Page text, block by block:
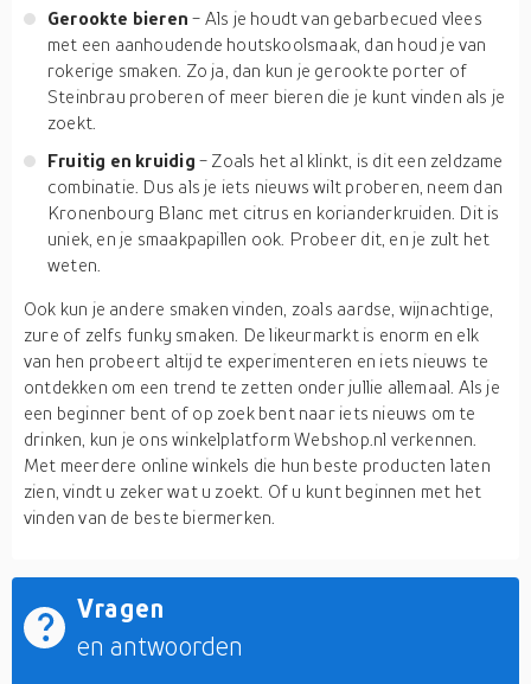
Gerookte bieren- Als je houdt van gebarbecued vlees
met een aanhoudende houtskoolsmaak, dan houd je van
rokerige smaken. Zo ja, dan kun je gerookte porter of
Steinbrau proberen of meer bieren die je kunt vinden als je
zoekt.
Fruitig en kruidig - Zoals het al klinkt, is dit een zeldzame
combinatie. Dus als je iets nieuws wilt proberen, neem dan
Kronenbourg Blanc met citrus en korianderkruiden. Dit is
uniek, en je smaakpapillen ook. Probeer dit, en je zult het
weten.
Ook kun je andere smaken vinden, zoals aardse, wijnachtige,
zure of zelfs funky smaken. De likeurmarkt is enorm en elk
van hen probeert altijd te experimenteren en iets nieuws te
ontdekken om een trend te zetten onder jullie allemaal. Als je
een beginner bent of op zoek bent naar iets nieuws om te
drinken, kun je ons winkelplatform Webshop.nl verkennen.
Met meerdere online winkels die hun beste producten laten
zien, vindt u zeker wat u zoekt. Of u kunt beginnen met het
vinden van de beste biermerken.
Vragen
en antwoorden